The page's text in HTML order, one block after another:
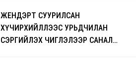
ЖЕНДЭРТ СУУРИЛСАН
ХҮЧИРХИЙЛЛЭЭС УРЬДЧИЛАН
СЭРГИЙЛЭХ ЧИГЛЭЛЭЭР САНАЛ